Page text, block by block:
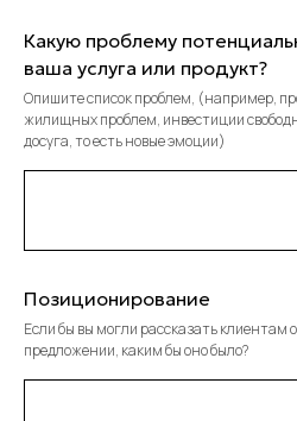
Какую проблему
ваша услуга или продукт?
Опишите список проблем, (например,
жилищных проблем, инвестиции
досуга, то есть новые эмоции)
Позиционирование
Если бы вы могли рассказать клиентам
предложении, каким бы оно было?